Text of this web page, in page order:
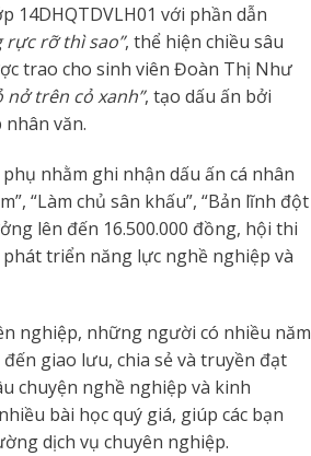
14DHQTDVLH01 với phần dẫn
rực rỡ thì sao”, thể hiện chiều sâu
trao cho sinh viên Đoàn Thị Như
nở trên cỏ xanh”, tạo dấu ấn bởi
văn.
nhằm ghi nhận dấu ấn cá nhân
“Làm chủ sân khấu”, “Bản lĩnh đột
lên đến 16.500.000 đồng, hội thi
triển năng lực nghề nghiệp và
nghiệp, những người có nhiều năm
giao lưu, chia sẻ và truyền đạt
chuyện nghề nghiệp và kinh
bài học quý giá, giúp các bạn
dịch vụ chuyên nghiệp.